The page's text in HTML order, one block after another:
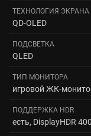
ТЕХНОЛОГИЯ ЭКРАНА
QD-OLED
ПОДСВЕТКА
QLED
ТИП МОНИТОРА
игровой ЖК-
ПОДДЕРЖКА HDR
есть, DisplayHDR 400